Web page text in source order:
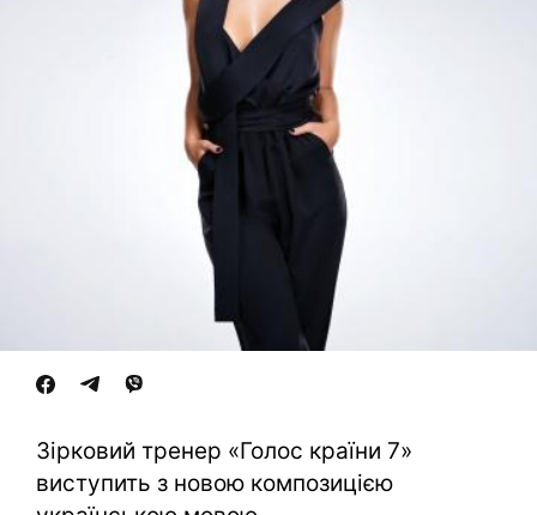
Зірковий тренер «Голос країни 7»
виступить з новою композицією